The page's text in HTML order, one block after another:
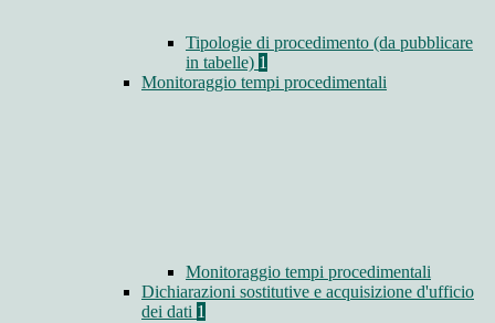
Tipologie di procedimento (da pubblicare
in tabelle) 1
Monitoraggio tempi procedimentali
Monitoraggio tempi procedimentali
Dichiarazioni sostitutive e acquisizione d'ufficio
dei dati 1